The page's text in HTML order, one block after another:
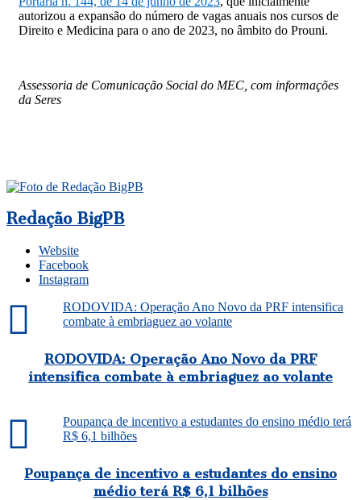
autorizou a expansão do número de vagas anuais nos cursos de
Direito e Medicina para o ano de 2023, no âmbito do Prouni.
Assessoria de Comunicação Social do MEC, com informações
da Seres
Redação BigPB
Website
Facebook
Instagram
RODOVIDA: Operação Ano Novo da PRF intensifica
combate à embriaguez ao volante
RODOVIDA: Operação Ano Novo da PRF
intensifica combate à embriaguez ao volante
Poupança de incentivo a estudantes do ensino médio terá
R$ 6,1 bilhões
Poupança de incentivo a estudantes do ensino
médio terá R$ 6,1 bilhões